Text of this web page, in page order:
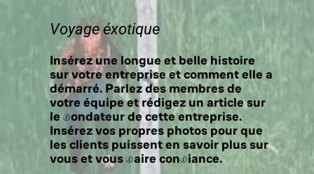
Voyage éxotique
Insérez une longue et belle histoire
sur votre entreprise et comment elle a
démarré. Parlez des membres de
votre équipe et rédigez un article sur
le fondateur de cette entreprise.
Insérez vos propres photos pour que
les clients puissent en savoir plus sur
vous et vous faire confiance.